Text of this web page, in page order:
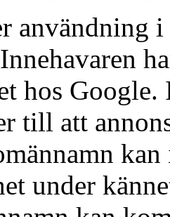
användning
hos
till att
under